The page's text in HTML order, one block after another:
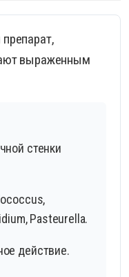
выраженным
стенки
Pasteurella.
действие.